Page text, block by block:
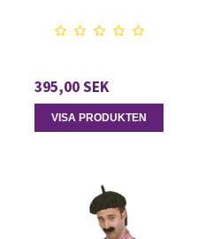
395,00 SEK
VISA PRODUKTEN